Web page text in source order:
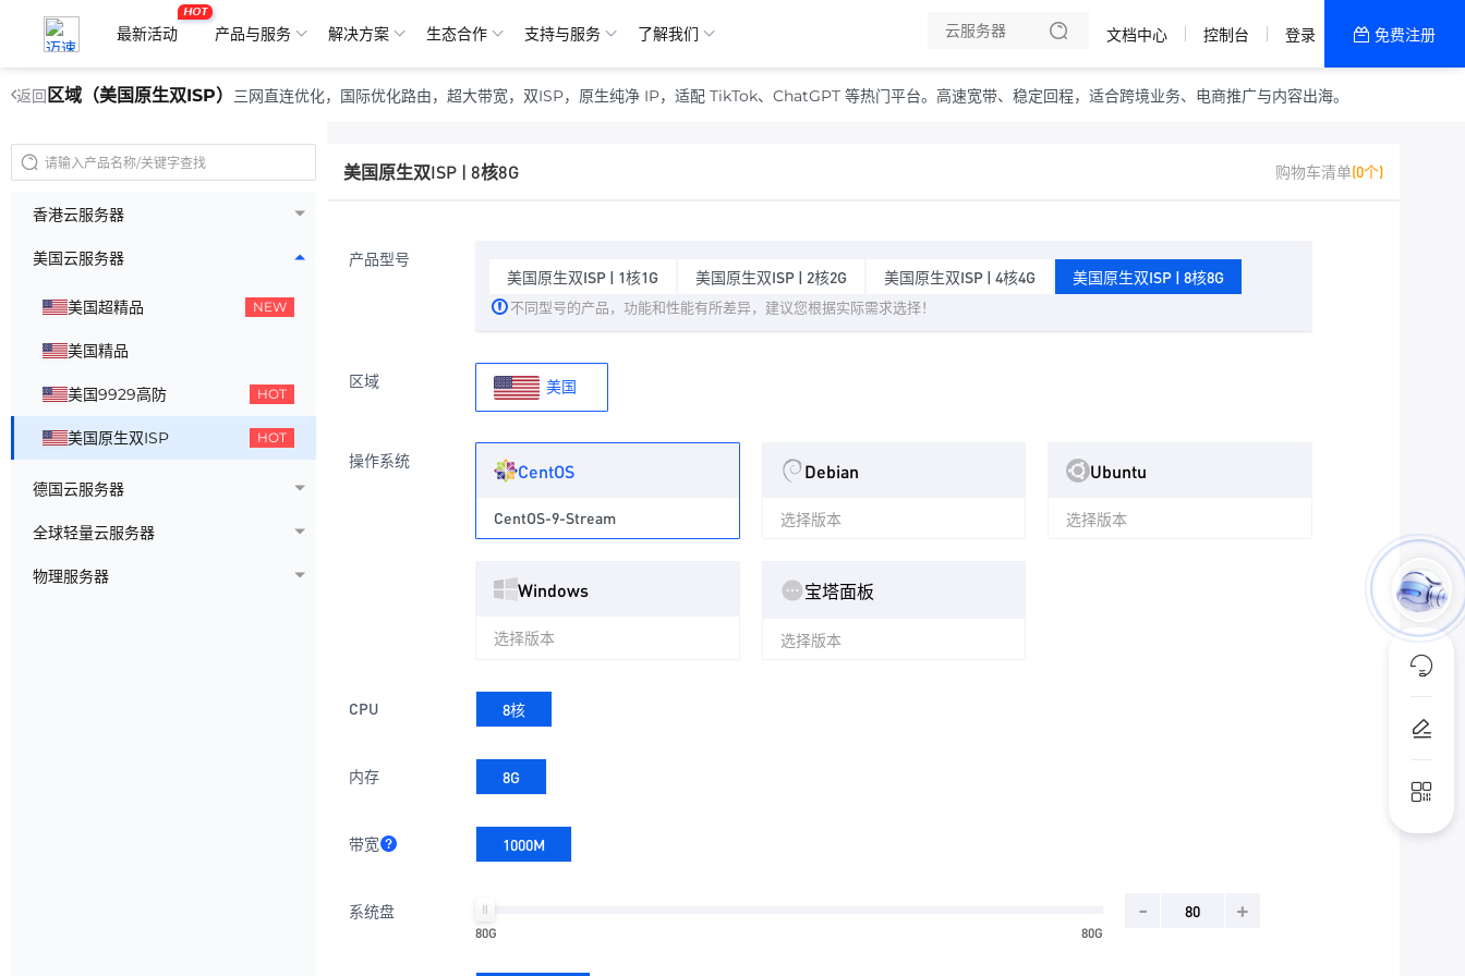
最新活动
HOT
产品与服务 解决方案 生态合作 支持与服务
了解我们
文档中心 控制台 登录 免费注册
返回 区域（美国原生双ISP） 三网直连优化，国际优化路由，超大带宽，双ISP，原生纯净 IP，适配 TikTok、ChatGPT 等热门平台。高速宽带、稳定回程，适合跨境业务、电商推广与内容出海。
香港云服务器
美国云服务器
美国超精品 NEW
美国精品
美国9929高防 HOT
美国原生双ISP HOT
德国云服务器
全球轻量云服务器
物理服务器
美国原生双ISP | 8核8G 购物车清单(0个)
产品型号
美国原生双ISP | 1核1G
美国原生双ISP | 2核2G 美国原生双ISP | 4核4G 美国原生双ISP | 8核8G
不同型号的产品，功能和性能有所差异，建议您根据实际需求选择！
区域 美国
操作系统 CentOS
CentOS-9-Stream
Debian
选择版本
Ubuntu
选择版本
Windows
选择版本
宝塔面板
选择版本
CPU 8核
内存 8G
带宽 1000M
系统盘
80G 80G
- +